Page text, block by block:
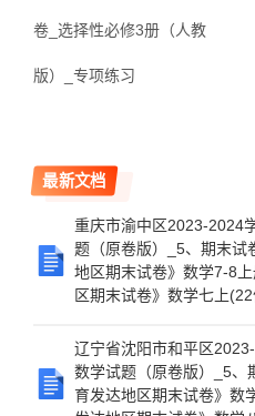
卷_选择性必修3册（人教
版）_专项练习
最新文档
重庆市渝中区2023-2024
题（原卷版）_5、期末试
地区期末试卷》数学7-8
区期末试卷》数学七上
辽宁省沈阳市和平区
数学试题（原卷版）_5、
育发达地区期末试卷》数